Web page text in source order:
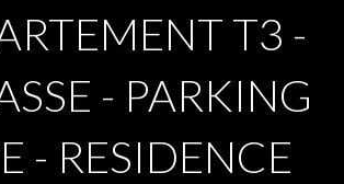
T3 -
- PARKING
- RESIDENCE